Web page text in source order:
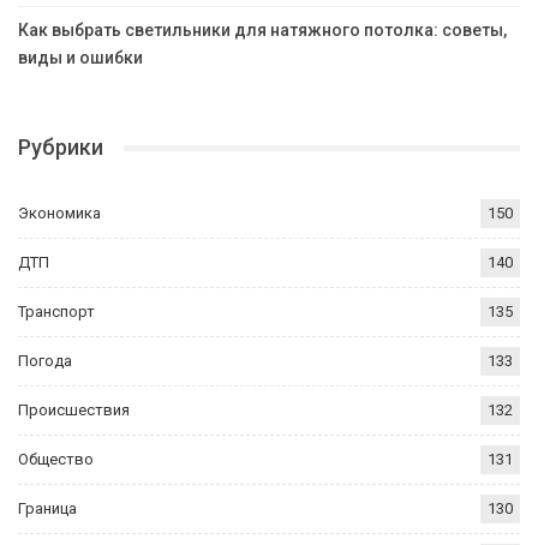
Как выбрать светильники для натяжного потолка: советы,
виды и ошибки
Рубрики
Экономика 150
ДТП 140
Транспорт 135
Погода 133
Происшествия 132
Общество 131
Граница 130